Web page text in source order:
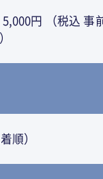
円 （税込 事
順）